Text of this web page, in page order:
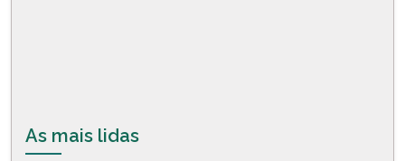
As mais lidas